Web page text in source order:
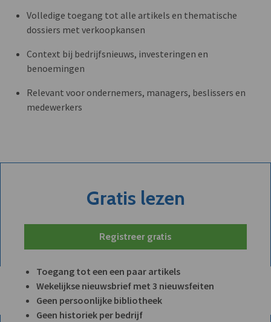
Volledige toegang tot alle artikels en thematische
dossiers met verkoopkansen
Context bij bedrijfsnieuws, investeringen en
benoemingen
Relevant voor ondernemers, managers, beslissers en
medewerkers
Gratis lezen
Registreer gratis
Toegang tot een een paar artikels
Wekelijkse nieuwsbrief met 3 nieuwsfeiten
Geen persoonlijke bibliotheek
Geen historiek per bedrijf